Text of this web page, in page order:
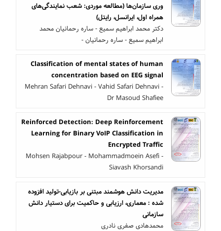
وری سازمان‌ها (مطالعه موردی: شعب نمایندگی‌های
همراه اول، ایرانسل، رایتل)
دکتر محمد ابراهیم سمیع - ساره رحمانیان محمد
ابراهیم سمیع - ساره رحمانیان -
Classification of mental states of human
concentration based on EEG signal
Mehran Safari Dehnavi - Vahid Safari Dehnavi -
Dr Masoud Shafiee
Reinforced Detection: Deep Reinforcement
Learning for Binary VoIP Classification in
Encrypted Traffic
Mohsen Rajabpour - Mohammadmoein Asefi -
Siavash Khorsandi
مدیریت دانش هوشمند مبتنی بر بازیابی-تولید افزوده
شده : معماری، ارزیابی و حاکمیت برای دستیار دانش
سازمانی
محمدهادی صفری نادری